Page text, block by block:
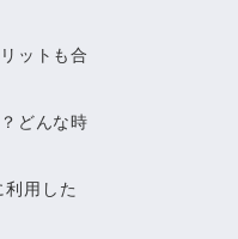
ットも合
どんな時
用した